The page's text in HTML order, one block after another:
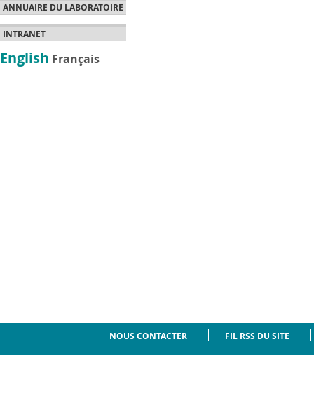
ANNUAIRE DU LABORATOIRE
INTRANET
English Français
NOUS CONTACTER FIL RSS DU SITE